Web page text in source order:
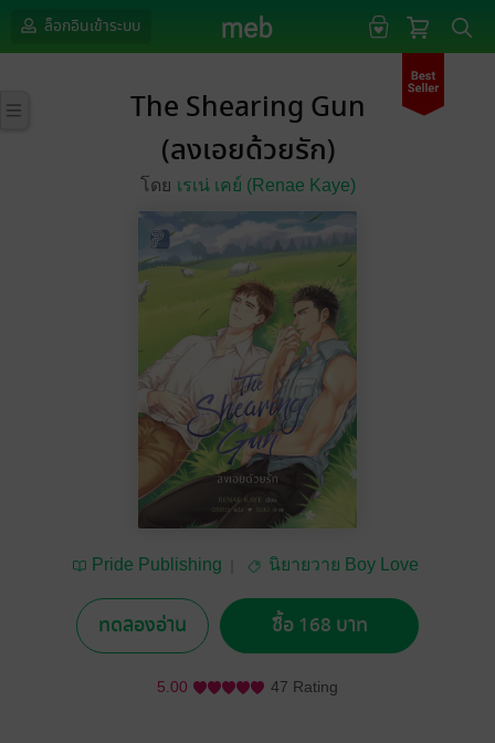
ล็อกอินเข้าระบบ
The Shearing Gun
(ลงเอยด้วยรัก)
โดย เรเน่ เคย์ (Renae Kaye)
Pride Publishing
นิยายวาย Boy Love
ทดลองอ่าน ซื้อ 168 บาท
5.00 47 Rating